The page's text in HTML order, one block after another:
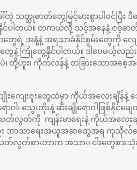
သတ္တုဓာတ်တွေမြင့်မားစွာပါဝင်ပြီ
ပါတယ်။ တကယ်လို့ သင့်အနေနဲ့ ဇင့်ဓာ
ရဲ့ အနံ့နဲ့ အရသာခံနိုင်စွမ်းတွေကို လျော့က
တွေနဲ့ ကြုံတွေ့နိုင်ပါတယ်။ ဒါပေမယ့်
၊ တို့ဟူး၊ ကိုက်လန်နဲ့ တခြားသောအစေ့
ျေးဇူးတွေထဲမှာ ကိုယ်အလေးချိန်နဲ့ သွေ
ဂါ၊ သွေးတိုးနဲ့ ဆီးချိုရောဂါဖြစ်နိုင်ချ
သတ်လွတ်ကို ကျန်းမာရေးနဲ့ ကိုယ်အလေး
ဘာသာရေးအယူအဆတွေအရ ကုသိုလ်က
လွတ်စားတာက အသား၊ ငါးတွေစားသုံး